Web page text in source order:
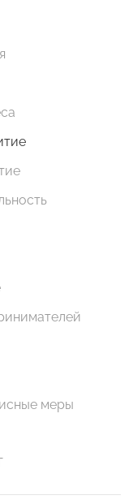
меры